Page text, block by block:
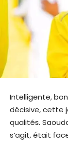
Intelligente,
décisive, cette
qualités.
s’agit, était